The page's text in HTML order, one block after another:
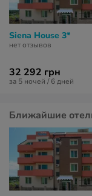
Siena House 3*
нет отзывов
32 292 грн
за 5 ночей / 6 дней
Ближайшие